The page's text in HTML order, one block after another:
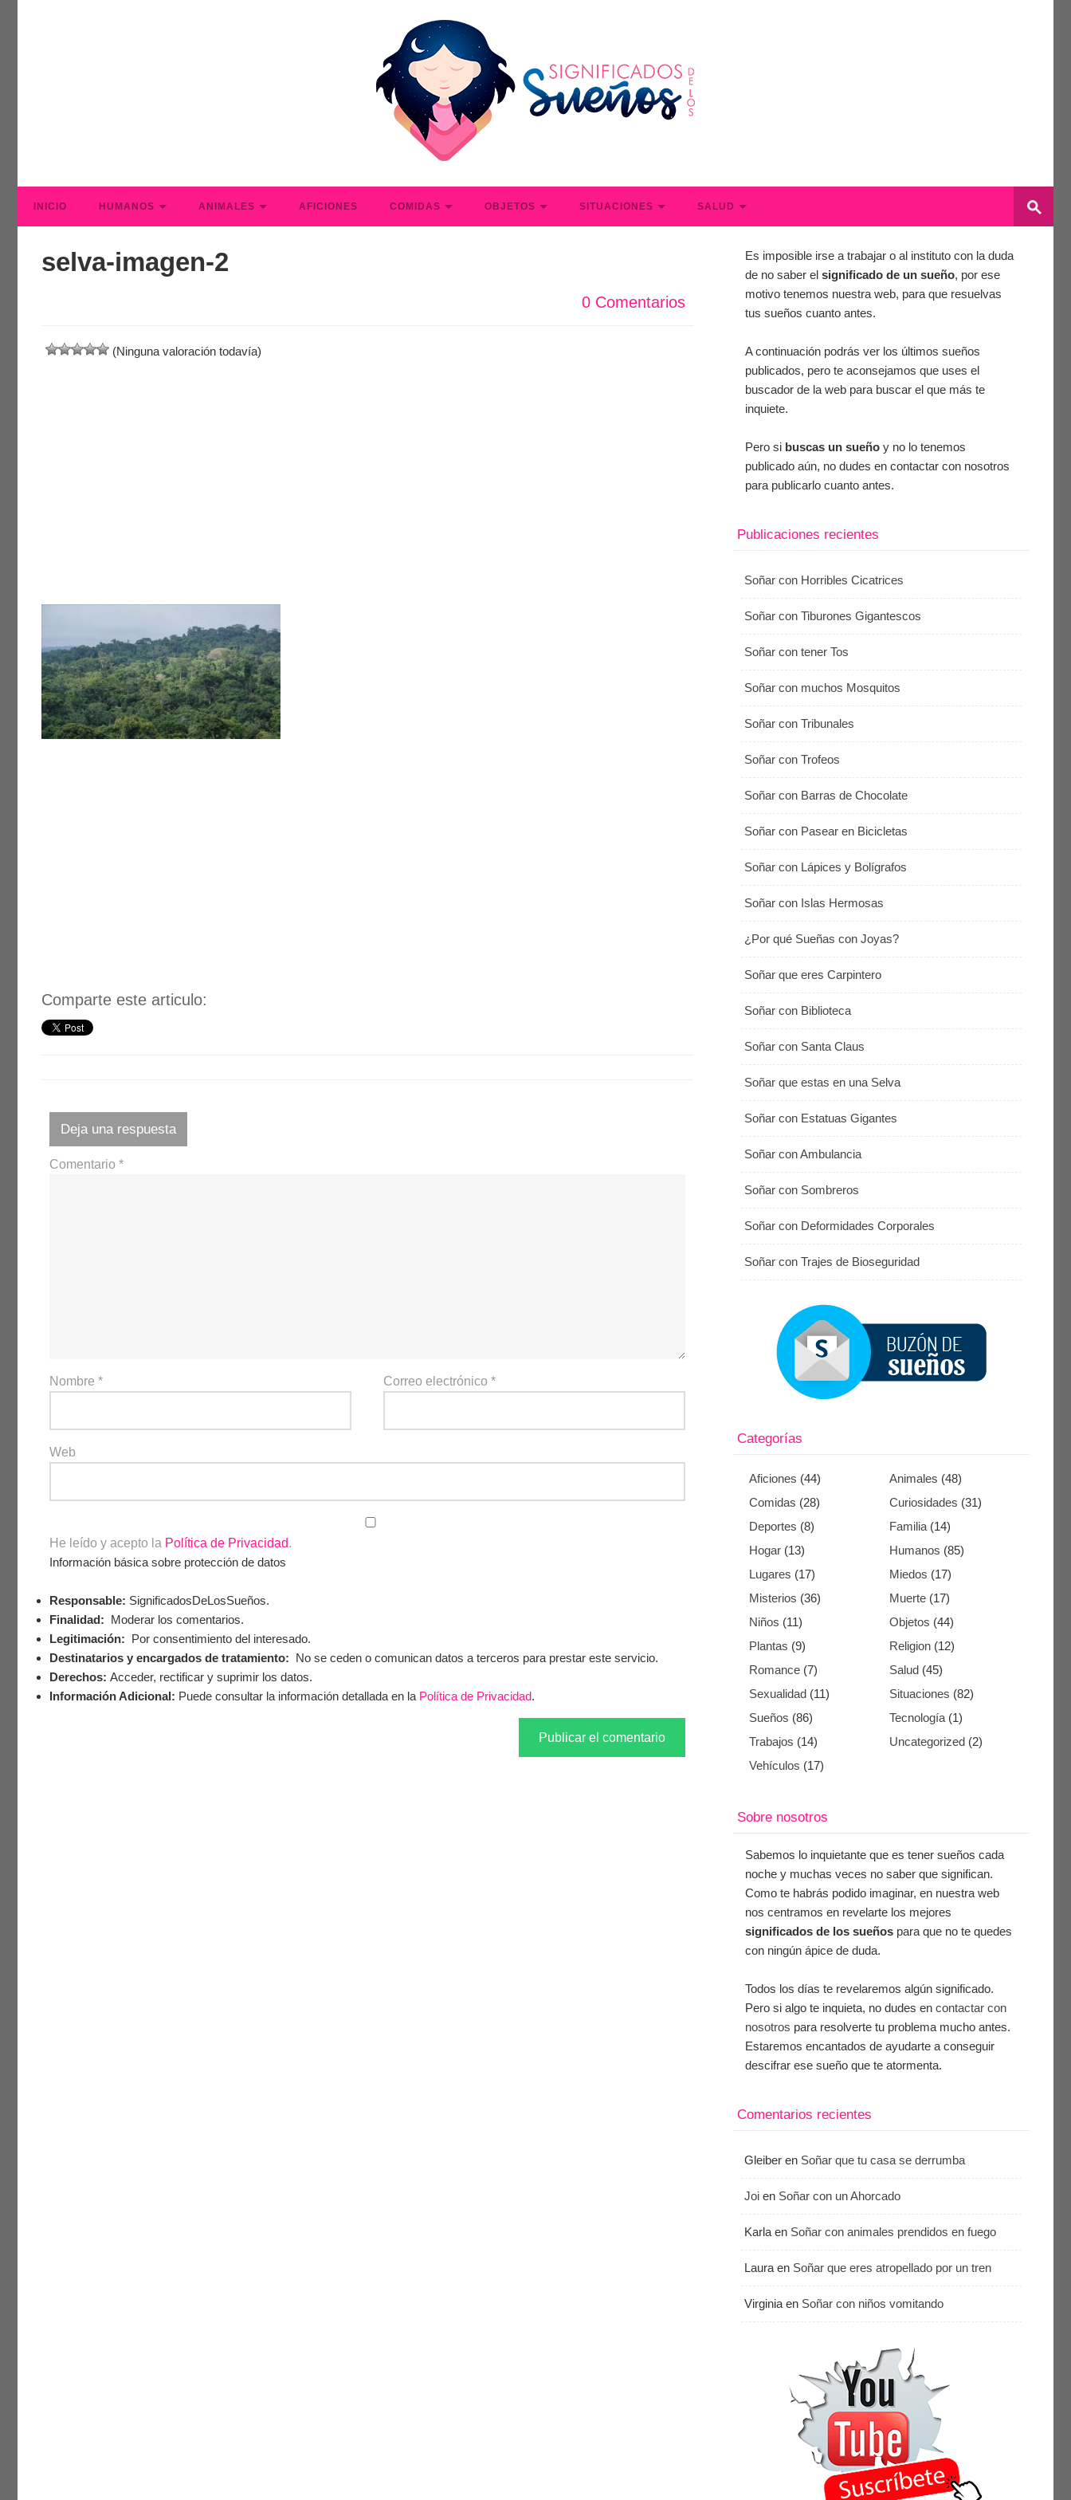
INICIO HUMANOS ANIMALES AFICIONES COMIDAS OBJETOS SITUACIONES SALUD
selva-imagen-2
0 Comentarios
(Ninguna valoración todavía)
Comparte este articulo:
Deja una respuesta
Comentario *
Nombre * Correo electrónico *
Web
He leído y acepto la Política de Privacidad.
Información básica sobre protección de datos
Responsable: SignificadosDeLosSueños.
Finalidad: Moderar los comentarios.
Legitimación: Por consentimiento del interesado.
Destinatarios y encargados de tratamiento: No se ceden o comunican datos a terceros para prestar este servicio.
Derechos: Acceder, rectificar y suprimir los datos.
Información Adicional: Puede consultar la información detallada en la Política de Privacidad.
Es imposible irse a trabajar o al instituto con la duda
de no saber el significado de un sueño, por ese
motivo tenemos nuestra web, para que resuelvas
tus sueños cuanto antes.
A continuación podrás ver los últimos sueños
publicados, pero te aconsejamos que uses el
buscador de la web para buscar el que más te
inquiete.
Pero si buscas un sueño y no lo tenemos
publicado aún, no dudes en contactar con nosotros
para publicarlo cuanto antes.
Publicaciones recientes
Soñar con Horribles Cicatrices
Soñar con Tiburones Gigantescos
Soñar con tener Tos
Soñar con muchos Mosquitos
Soñar con Tribunales
Soñar con Trofeos
Soñar con Barras de Chocolate
Soñar con Pasear en Bicicletas
Soñar con Lápices y Bolígrafos
Soñar con Islas Hermosas
¿Por qué Sueñas con Joyas?
Soñar que eres Carpintero
Soñar con Biblioteca
Soñar con Santa Claus
Soñar que estas en una Selva
Soñar con Estatuas Gigantes
Soñar con Ambulancia
Soñar con Sombreros
Soñar con Deformidades Corporales
Soñar con Trajes de Bioseguridad
Categorías
Aficiones (44) Animales (48)
Comidas (28) Curiosidades (31)
Deportes (8) Familia (14)
Hogar (13) Humanos (85)
Lugares (17) Miedos (17)
Misterios (36) Muerte (17)
Niños (11) Objetos (44)
Plantas (9) Religion (12)
Romance (7) Salud (45)
Sexualidad (11) Situaciones (82)
Sueños (86) Tecnología (1)
Trabajos (14) Uncategorized (2)
Vehículos (17)
Sobre nosotros
Sabemos lo inquietante que es tener sueños cada
noche y muchas veces no saber que significan.
Como te habrás podido imaginar, en nuestra web
nos centramos en revelarte los mejores
significados de los sueños para que no te quedes
con ningún ápice de duda.
Todos los días te revelaremos algún significado.
Pero si algo te inquieta, no dudes en contactar con
nosotros para resolverte tu problema mucho antes.
Estaremos encantados de ayudarte a conseguir
descifrar ese sueño que te atormenta.
Comentarios recientes
Gleiber en Soñar que tu casa se derrumba
Joi en Soñar con un Ahorcado
Karla en Soñar con animales prendidos en fuego
Laura en Soñar que eres atropellado por un tren
Virginia en Soñar con niños vomitando